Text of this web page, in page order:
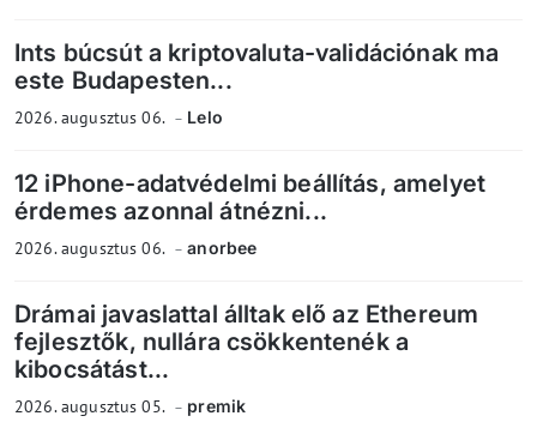
Ints búcsút a kriptovaluta-validációnak ma
este Budapesten...
2026. augusztus 06. Lelo
12 iPhone-adatvédelmi beállítás, amelyet
érdemes azonnal átnézni...
2026. augusztus 06. anorbee
Drámai javaslattal álltak elő az Ethereum
fejlesztők, nullára csökkentenék a
kibocsátást...
2026. augusztus 05. premik